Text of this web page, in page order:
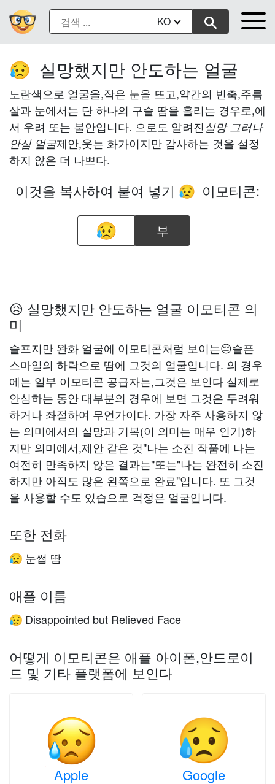
KO
😥 실망했지만 안도하는 얼굴
노란색으로 얼굴을,작은 눈을 뜨고,약간의 빈축,주름
살과 눈에서는 단 하나의 구슬 땀을 흘리는 경우로,에
서 우려 또는 불안입니다. 으로도 알려진실망 그러나
안심 얼굴제안,웃는 화가이지만 감사하는 것을 설정
하지 않은 더 나쁘다.
이것을 복사하여 붙여 넣기 😥 이모티콘:
부
😥 실망했지만 안도하는 얼굴 이모티콘 의
미
슬프지만 완화 얼굴에 이모티콘처럼 보이는😔슬픈
스마일의 하락으로 땀에 그것의 얼굴입니다. 의 경우
에는 일부 이모티콘 공급자는,그것은 보인다 실제로
안심하는 동안 대부분의 경우에 보면 그것은 두려워
하거나 좌절하여 무언가이다. 가장 자주 사용하지 않
는 의미에서의 실망과 기복(이 의미는 매우 인기)하
지만 의미에서,제안 같은 것"나는 소진 작품에 나는
여전히 만족하지 않은 결과는"또는"나는 완전히 소진
하지만 아직도 많은 왼쪽으로 완료"입니다. 또 그것
을 사용할 수도 있습으로 걱정은 얼굴입니다.
또한 전화
😥 눈썹 땀
애플 이름
😥 Disappointed but Relieved Face
어떻게 이모티콘은 애플 아이폰,안드로이
드 및 기타 플랫폼에 보인다
Apple Google